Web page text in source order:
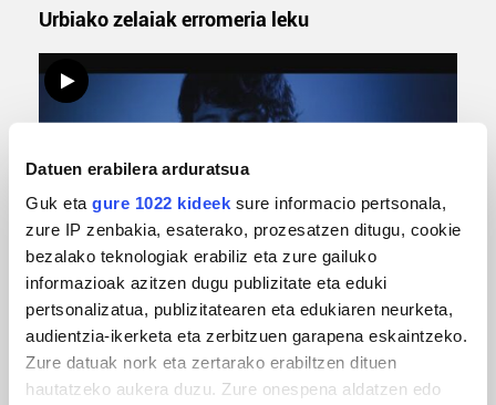
Datuen erabilera arduratsua
Guk eta gure 1022 kideek sure informacio pertsonala,
zure IP zenbakia, esaterako, prozesatzen ditugu, cookie
bezalako teknologiak erabiliz eta zure gailuko
informazioak azitzen dugu publizitate eta eduki
pertsonalizatua, publizitatearen eta edukiaren neurketa,
audientzia-ikerketa eta zerbitzuen garapena eskaintzeko.
Zure datuak nork eta zertarako erabiltzen dituen
hautatzeko aukera duzu. Zure onespena aldatzen edo
Urbiako zelaiak erromeria leku
MUSIKA
Odik berria ezagutzeko aukera 'KimiK' eta
'Amaaaa!' abestiekin